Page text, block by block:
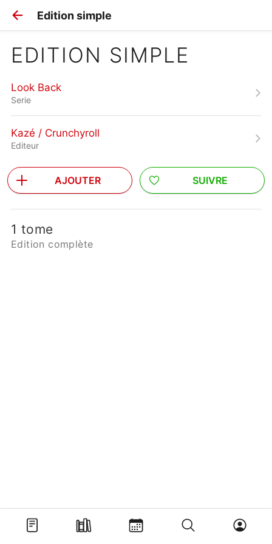
Edition simple
EDITION SIMPLE
Look Back
Serie
Kazé / Crunchyroll
Editeur
AJOUTER SUIVRE
1 tome
Edition complète